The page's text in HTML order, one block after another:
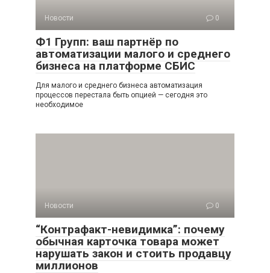
Новости 0
Ф1 Групп: ваш партнёр по
автоматизации малого и среднего
бизнеса на платформе СБИС
Для малого и среднего бизнеса автоматизация
процессов перестала быть опцией — сегодня это
необходимое
Новости 0
“Контрафакт-невидимка”: почему
обычная карточка товара может
нарушать закон и стоить продавцу
миллионов